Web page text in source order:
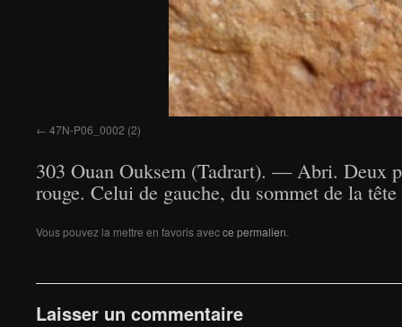
47N-P06_0002 (2)
303 Ouan Ouksem (Tadrart). — Abri. Deux
rouge. Celui de gauche, du sommet de la
Vous pouvez la mettre en favoris avecce permalien
Laisser un commentaire